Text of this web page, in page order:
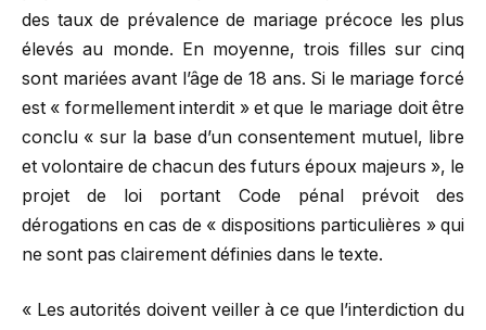
des taux de prévalence de mariage précoce les plus
élevés au monde. En moyenne, trois filles sur cinq
sont mariées avant l’âge de 18 ans. Si le mariage forcé
est « formellement interdit » et que le mariage doit être
conclu « sur la base d’un consentement mutuel, libre
et volontaire de chacun des futurs époux majeurs », le
projet de loi portant Code pénal prévoit des
dérogations en cas de « dispositions particulières » qui
ne sont pas clairement définies dans le texte.
« Les autorités doivent veiller à ce que l’interdiction du